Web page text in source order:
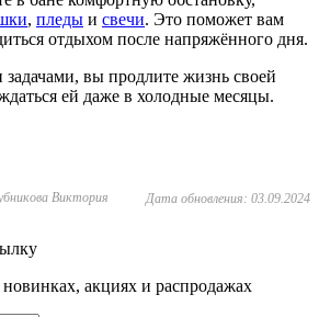
, пледы и свечи. Это поможет вам
отдыхом после напряжённого дня.
вы продлите жизнь своей
ей даже в холодные месяцы.
Виктория Дата обновления: 03.09.2024
акциях и распродажах